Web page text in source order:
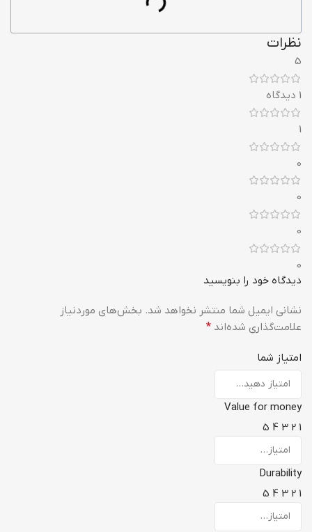
نظرات
5
1 دیدگاه
1
0
0
0
0
دیدگاه خود را بنویسید
نشانی ایمیل شما منتشر نخواهد شد. بخش‌های موردنیاز
علامت‌گذاری شده‌اند *
امتیاز شما
Value for money
1
2
3
4
5
Durability
1
2
3
4
5